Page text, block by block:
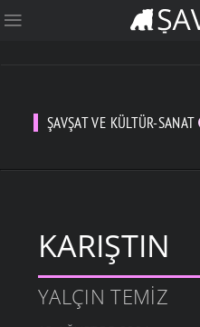
ŞAVŞAT VE KÜLTÜR-SANAT
KARIŞTIN
YALÇIN TEMIZ